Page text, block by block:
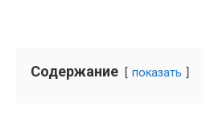
Содержание показать